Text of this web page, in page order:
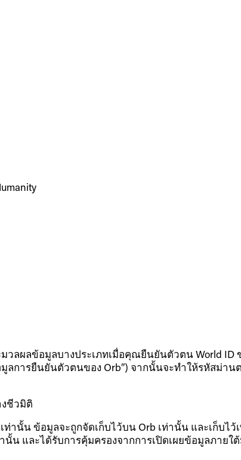
ะมวลผลข้อมูลบางประเภทเมื่อคุณยืนยันตัวตน World
การยืนยันตัวตนของ Orb”) จากนั้นจะทำให้รหัสม่าน
ชีวมิติ
านั้น ข้อมูลจะถูกจัดเก็บไว้บน Orb เท่านั้น และเก็บไว้
น และได้รับการคุ้มครองจากการเปิดเผยข้อมูลภายใ